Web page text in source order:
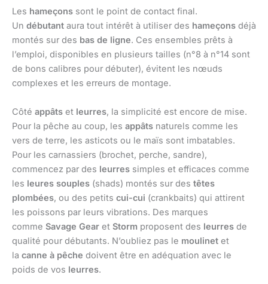
Les hameçons sont le point de contact final.
Un débutant aura tout intérêt à utiliser des hameçons déjà
montés sur des bas de ligne. Ces ensembles prêts à
l’emploi, disponibles en plusieurs tailles (n°8 à n°14 sont
de bons calibres pour débuter), évitent les nœuds
complexes et les erreurs de montage.
Côté appâts et leurres, la simplicité est encore de mise.
Pour la pêche au coup, les appâts naturels comme les
vers de terre, les asticots ou le maïs sont imbatables.
Pour les carnassiers (brochet, perche, sandre),
commencez par des leurres simples et efficaces comme
les leures souples (shads) montés sur des têtes
plombées, ou des petits cui-cui (crankbaits) qui attirent
les poissons par leurs vibrations. Des marques
comme Savage Gear et Storm proposent des leurres de
qualité pour débutants. N’oubliez pas le moulinet et
la canne à pêche doivent être en adéquation avec le
poids de vos leurres.